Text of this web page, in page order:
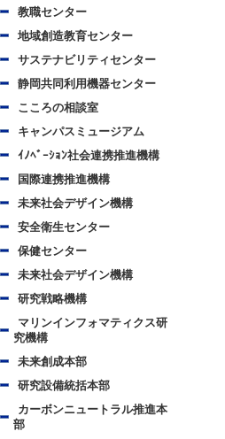
教職センター
地域創造教育センター
サステナビリティセンター
静岡共同利用機器センター
こころの相談室
キャンパスミュージアム
ｲﾉﾍﾞｰｼｮﾝ社会連携推進機構
国際連携推進機構
未来社会デザイン機構
安全衛生センター
保健センター
未来社会デザイン機構
研究戦略機構
マリンインフォマティクス研
究機構
未来創成本部
研究設備統括本部
カーボンニュートラル推進本
部